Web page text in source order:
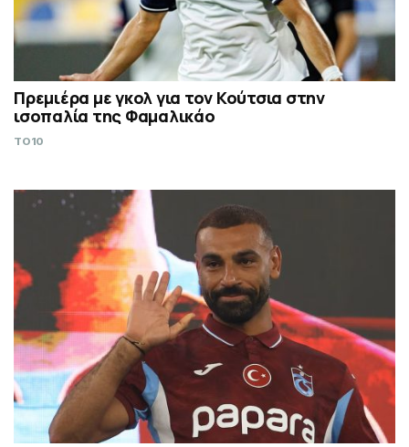
Πρεμιέρα με γκολ για τον Κούτσια στην
ισοπαλία της Φαμαλικάο
TO10